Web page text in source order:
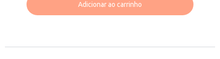
Adicionar ao carrinho